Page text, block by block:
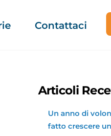
Contattaci
Articoli
Un anno di
fatto crescere